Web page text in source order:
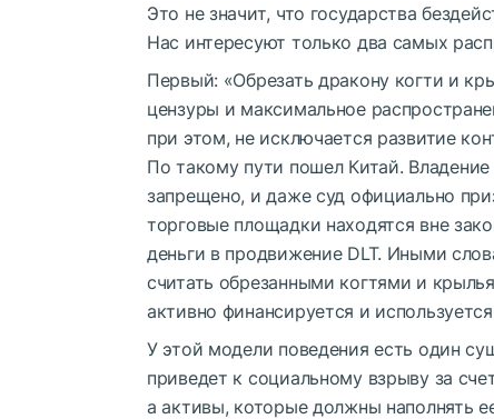
Это не значит, что государства
Нас интересуют только два самых
Первый: «Обрезать дракону когти и
цензуры и максимальное
при этом, не исключается развитие
По такому пути пошелКитай.
запрещено, и даже суд официально
торговые площадки находятся вне
деньги в продвижение DLT. Иными
считать обрезанными когтями и
активно финансируется и
У этой модели поведения есть один
приведет к социальному взрыву за
а активы, которые должны наполнять